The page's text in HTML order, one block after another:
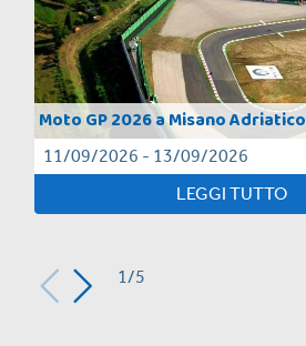
Moto GP 2026 a Misano Adriatico
11/09/2026 - 13/09/2026
LEGGI TUTTO
1/5